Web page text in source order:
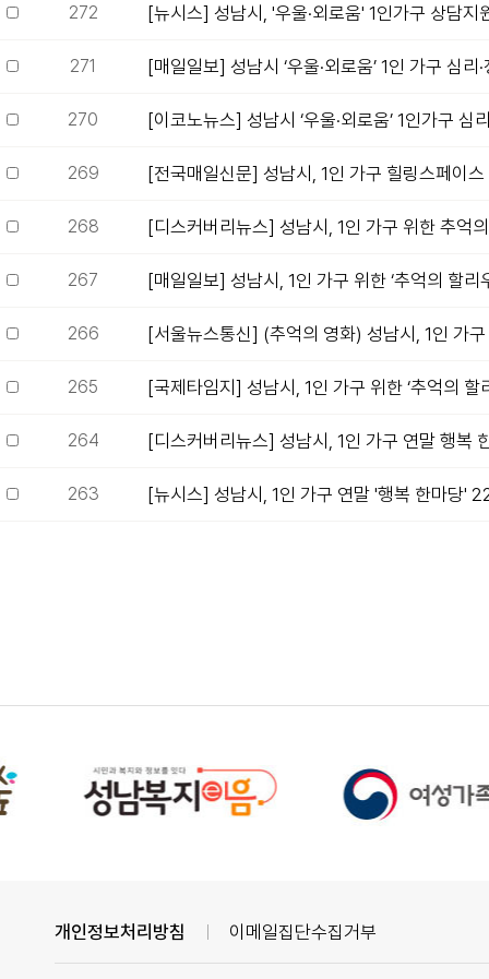
272 [뉴시스] 성남시, '우울·외로움' 1인가구 상담지
271 [매일일보] 성남시 ‘우울·외로움’ 1인 가구 심리
270 [이코노뉴스] 성남시 ‘우울·외로움’ 1인가구 심
269 [전국매일신문] 성남시, 1인 가구 힐링스페이
268 [디스커버리뉴스] 성남시, 1인 가구 위한 추억
267 [매일일보] 성남시, 1인 가구 위한 ‘추억의 할리
266 [서울뉴스통신] (추억의 영화) 성남시, 1인 가구
265 [국제타임지] 성남시, 1인 가구 위한 ‘추억의 할
264 [디스커버리뉴스] 성남시, 1인 가구 연말 행복
263 [뉴시스] 성남시, 1인 가구 연말 '행복 한마당'
개인정보처리방침 이메일집단수집거부